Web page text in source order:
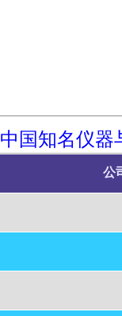
中国知名仪器
公